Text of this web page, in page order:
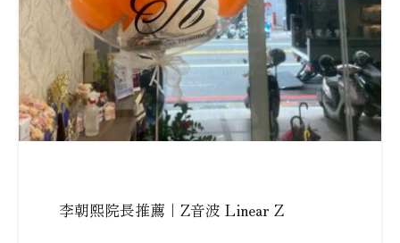
李朝熙院長推薦｜Z音波 Linear Z